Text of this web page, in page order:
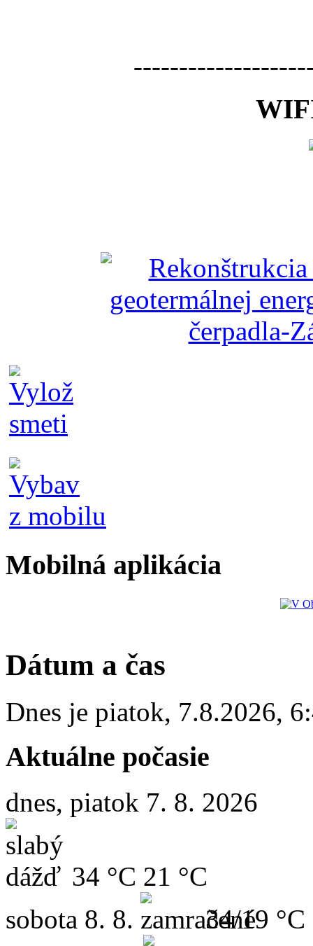
Mobilná aplikácia
Dátum a čas
Dnes je piatok, 7.8.2026,
Aktuálne počasie
dnes, piatok 7. 8. 2026
34 °C 21 °C
sobota 8. 8. 34/19 °C